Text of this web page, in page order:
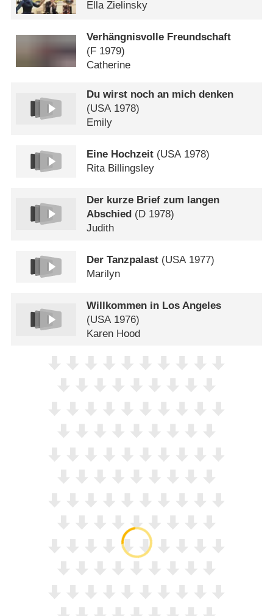
Ella Zielinsky
Verhängnisvolle Freundschaft
(F 1979)
Catherine
Du wirst noch an mich denken
(USA1978)
Emily
Eine Hochzeit (USA1978)
Rita Billingsley
Der kurze Brief zum langen
Abschied (D 1978)
Judith
Der Tanzpalast (USA1977)
Marilyn
Willkommen in Los Angeles
(USA 1976)
Karen Hood